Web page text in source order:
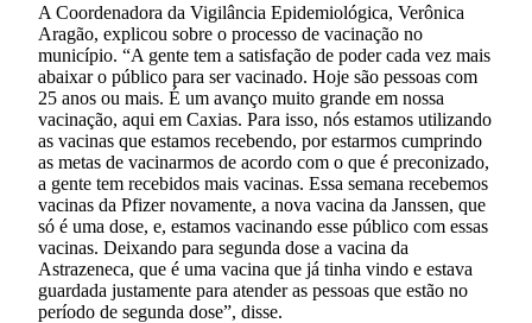
A Coordenadora da Vigilância Epidemiológica, Verônica
Aragão, explicou sobre o processo de vacinação no
município. “A gente tem a satisfação de poder cada vez mais
abaixar o público para ser vacinado. Hoje são pessoas com
25 anos ou mais. É um avanço muito grande em nossa
vacinação, aqui em Caxias. Para isso, nós estamos utilizando
as vacinas que estamos recebendo, por estarmos cumprindo
as metas de vacinarmos de acordo com o que é preconizado,
a gente tem recebidos mais vacinas. Essa semana recebemos
vacinas da Pfizer novamente, a nova vacina da Janssen, que
só é uma dose, e, estamos vacinando esse público com essas
vacinas. Deixando para segunda dose a vacina da
Astrazeneca, que é uma vacina que já tinha vindo e estava
guardada justamente para atender as pessoas que estão no
período de segunda dose”, disse.